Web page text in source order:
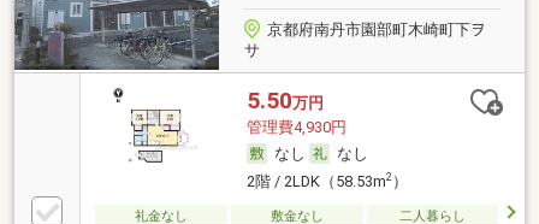
京都府南丹市園部町木崎町下ヲ
サ
5.50万円
管理費4,930円
なし
なし
2階 / 2LDK（58.53m2）
礼金なし 敷金なし
二人暮らし